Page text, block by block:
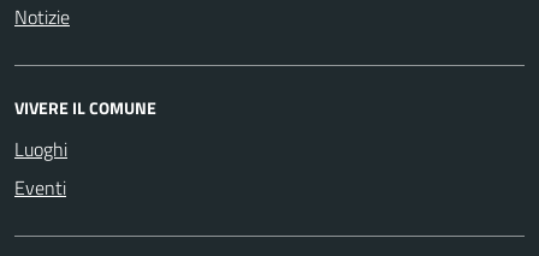
Notizie
VIVERE IL COMUNE
Luoghi
Eventi